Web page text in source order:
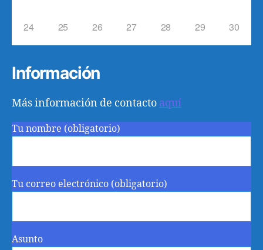
24 25 26 27 28 29 30
Información
Más información de contacto aquí
Tu nombre (obligatorio)
Tu correo electrónico (obligatorio)
Asunto